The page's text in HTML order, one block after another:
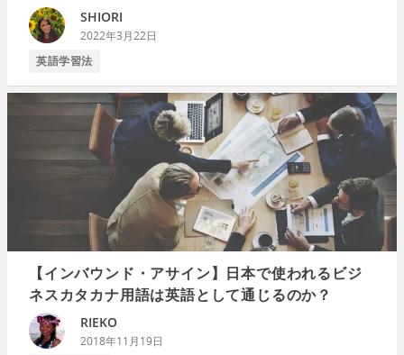
SHIORI
2022年3月22日
英語学習法
【インバウンド・アサイン】日本で使われるビジ
ネスカタカナ用語は英語として通じるのか？
RIEKO
2018年11月19日